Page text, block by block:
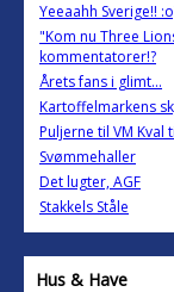
Yeeaahh Sverige!!
"Kom nu Three
kommentatorer!?
Årets fans i glimt...
Kartoffelmarkens
Puljerne til VM Kval
Svømmehaller
Det lugter, AGF
Stakkels Ståle
Hus & Have